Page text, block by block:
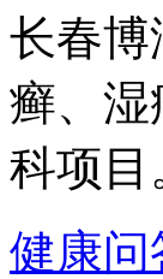
长春博
癣、湿
科项
健康问